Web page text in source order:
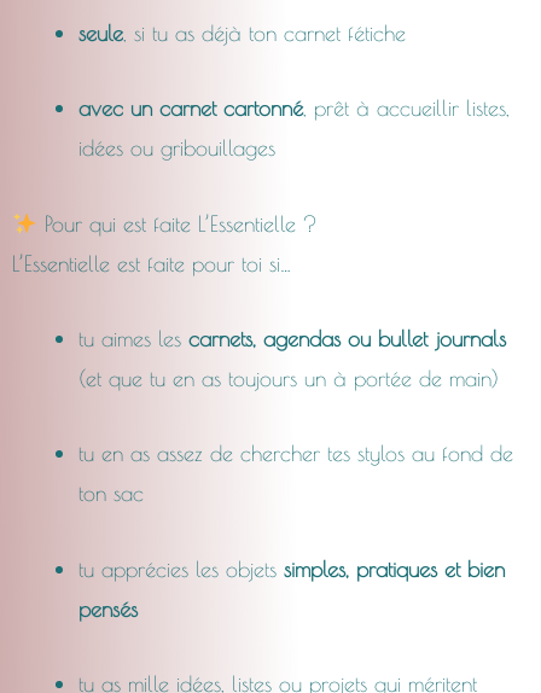
seule, si tu as déjà ton carnet fétiche
avec un carnet cartonné, prêt à accueillir listes,
idées ou gribouillages
Pour qui est faite L’Essentielle ?
L’Essentielle est faite pour toi si…
tu aimes les carnets, agendas ou bullet journals
(et que tu en as toujours un à portée de main)
tu en as assez de chercher tes stylos au fond de
ton sac
tu apprécies les objets simples, pratiques et bien
pensés
tu as mille idées, listes ou projets qui méritent